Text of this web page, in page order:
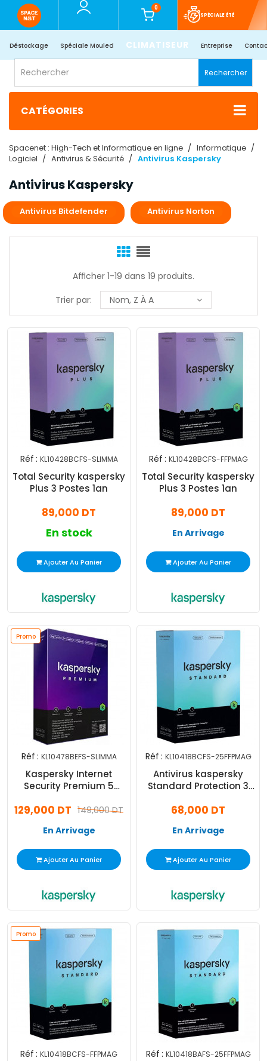
0
SPÉCIALE ÉTÉ
Déstockage Spéciale Mouled CLIMATISEUR Entreprise
Rechercher
CATÉGORIES
Spacenet : High-Tech et Informatique en ligne
Informatique
Logiciel
Antivirus & Sécurité Antivirus Kaspersky
Antivirus Kaspersky
Antivirus Bitdefender Antivirus Norton
Afficher 1-19 dans 19 produits.
Trier par:
Nom, Z À A
Réf : KL10428BCFS-SLIMMA
Total Security kaspersky
Plus 3 Postes 1an
89,000 DT
En stock
Ajouter Au Panier
Réf : KL10428BCFS-FFPMAG
Total Security kaspersky
Plus 3 Postes 1an
89,000 DT
En Arrivage
Ajouter Au Panier
Promo
Réf : KL10478BEFS-SLIMMA
Kaspersky Internet
Security Premium 5
149,000 DT
129,000 DT
En Arrivage
Ajouter Au Panier
Réf : KL10418BCFS-25FFPMAG
Antivirus kaspersky
Standard Protection 3
68,000 DT
En Arrivage
Ajouter Au Panier
Promo
Réf : KL10418BCFS-FFPMAG Réf : KL10418BAFS-25FFPMAG